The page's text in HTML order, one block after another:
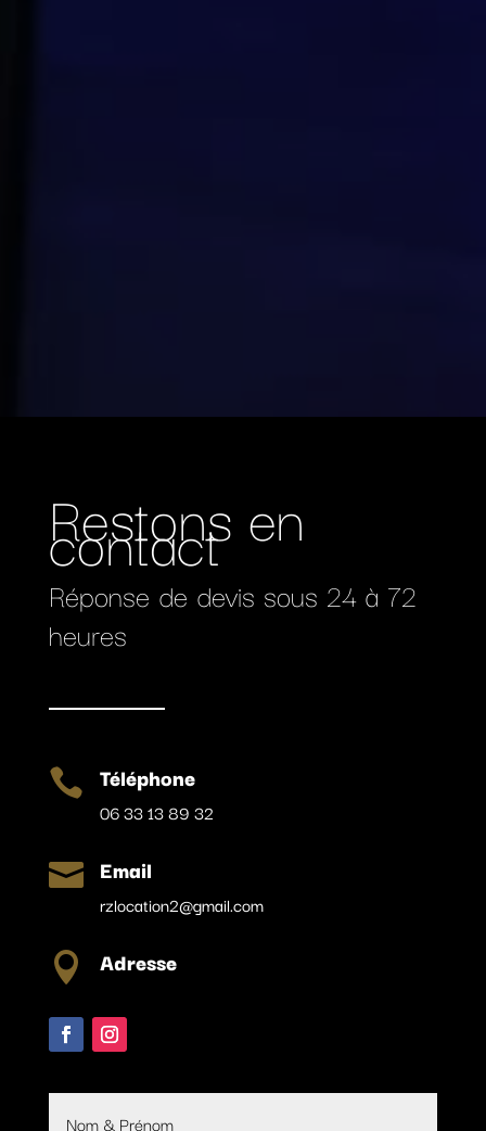
Restons en
contact
Réponse de devis sous 24 à 72
heures
 Téléphone
06 33 13 89 32
 Email
rzlocation2@gmail.com
 Adresse